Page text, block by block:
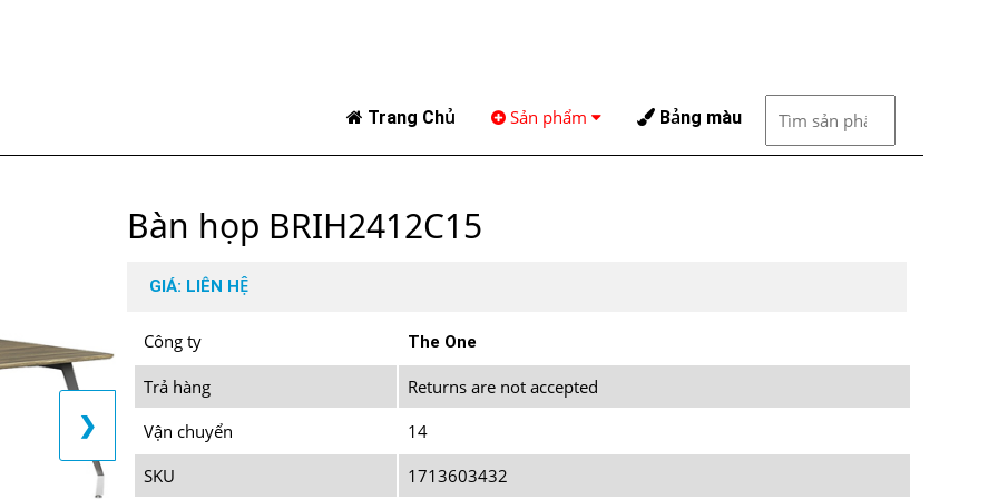
Trang Chủ Sản phẩm Bảng màu
❯
Bàn họp BRIH2412C15
GIÁ: LIÊN HỆ
Công ty The One
Trả hàng
Returns are not accepted
Vận chuyển
14
SKU
1713603432